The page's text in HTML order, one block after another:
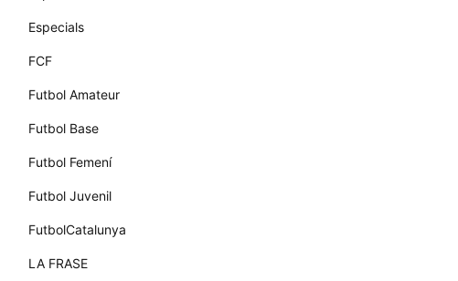
Especials
FCF
Futbol Amateur
Futbol Base
Futbol Femení
Futbol Juvenil
FutbolCatalunya
LA FRASE